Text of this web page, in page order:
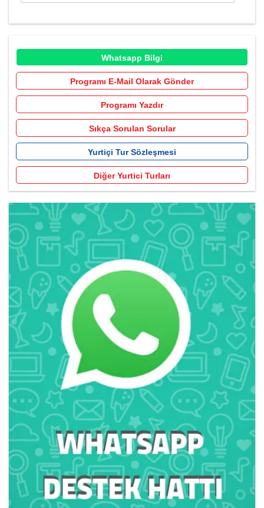
Whatsapp Bilgi
Programı E-Mail Olarak Gönder
Programı Yazdır
Sıkça Sorulan Sorular
Yurtiçi Tur Sözleşmesi
Diğer Yurtici Turları